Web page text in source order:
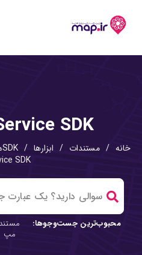
SDK
خانه / مستندات / ابزارها / SDKها
SDK
محبوب‌ترین جست‌وجوها:
مپ